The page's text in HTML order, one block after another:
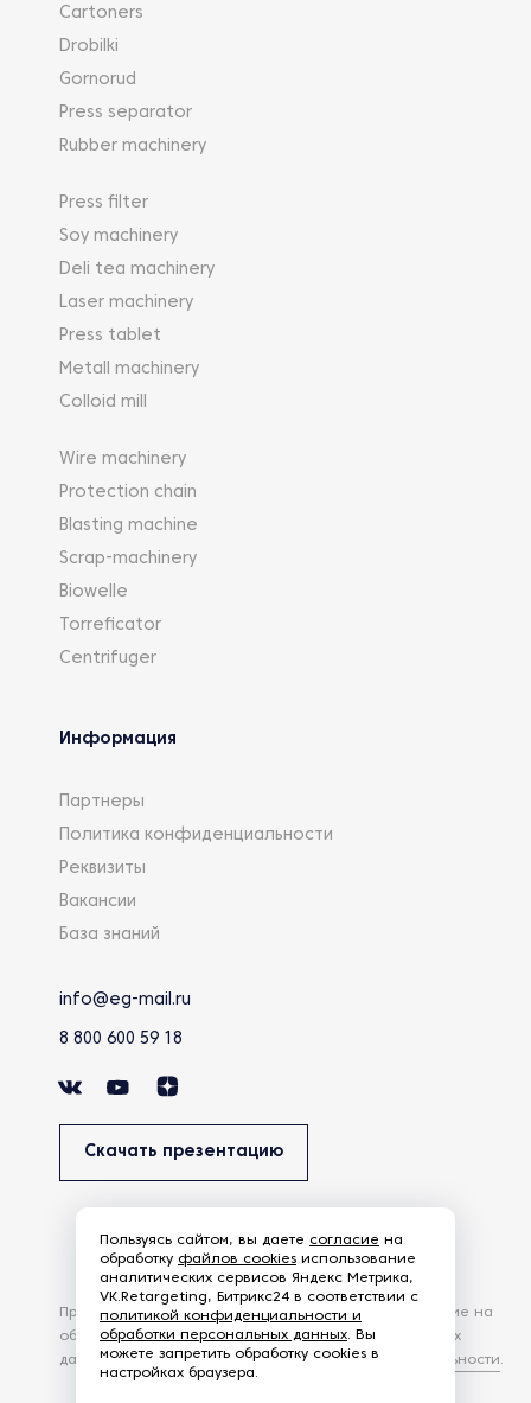
Cartoners
Drobilki
Gornorud
Press separator
Rubber machinery
Press filter
Soy machinery
Deli tea machinery
Laser machinery
Press tablet
Metall machinery
Colloid mill
Wire machinery
Protection chain
Blasting machine
Scrap-machinery
Biowelle
Torreficator
Centrifuger
Информация
Партнеры
Политика конфиденциальности
Реквизиты
Вакансии
База знаний
info@eg-mail.ru
8 800 600 59 18
Скачать презентацию
Продолжая использовать наш сайт, вы даете согласие на
обработку файлов Cookies и других пользовательских
данных, в соответствии сПолитикой конфиденциальности.
Пользуясь сайтом, вы даете согласие на
обработку файлов cookies использование
аналитических сервисов Яндекс Метрика,
VK.Retargeting, Битрикс24 в соответствии с
политикой конфиденциальности и
обработки персональных данных. Вы
можете запретить обработку cookies в
настройках браузера.